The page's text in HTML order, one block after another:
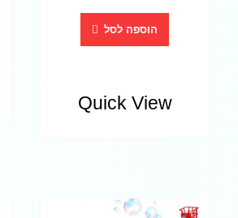
הוספה לסל
Quick View